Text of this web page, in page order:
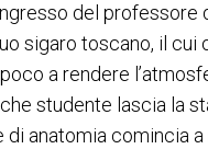
del professore
sigaro toscano, il cui
a rendere
studente lascia la
anatomia comincia